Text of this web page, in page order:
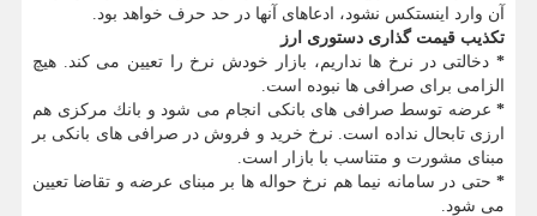
آن وارد اینستكس نشود، ادعاهای آنها در حد حرف خواهد بود.
تكذیب قیمت گذاری دستوری ارز
* دخالتی در نرخ ها نداریم، بازار خودش نرخ را تعیین می كند. هیچ
الزامی برای صرافی ها نبوده است.
* عرضه توسط صرافی های بانكی انجام می شود و بانك مركزی هم
ارزی تابحال نداده است. نرخ خرید و فروش در صرافی های بانكی بر
مبنای مشورت و متناسب با بازار است.
* حتی در سامانه نیما هم نرخ حواله ها بر مبنای عرضه و تقاضا تعیین
می شود.